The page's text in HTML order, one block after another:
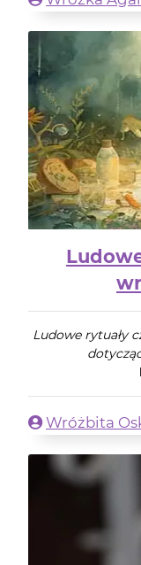
Ludowe rytuały
Wróżbita